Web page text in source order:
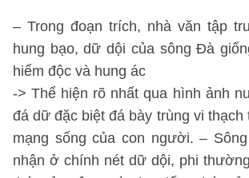
– Trong đoạn trích, nhà văn tập
hung bạo, dữ dội của sông Đà
hiểm độc và hung ác
-> Thể hiện rõ nhất qua hình ảnh
đá dữ đặc biệt đá bày trùng vi thạch
mạng sống của con người. –
nhận ở chính nét dữ dội, phi